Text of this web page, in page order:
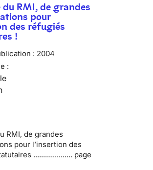
du RMI, de grandes
pour
des réfugiés
!
: 2004
:
RMI, de grandes
pour l’insertion des
.................... page